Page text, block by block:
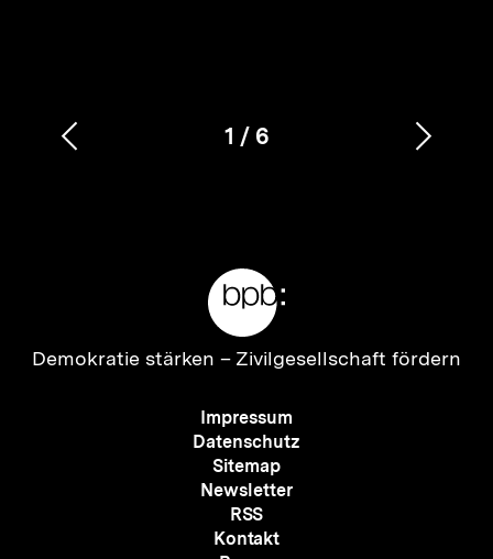
Karussellinhalt
1
von
/ 6
Vorherigen
Zur
Demokratie stärken – Zivilgesellschaft fördern
Meta-
Navigation
Impressum
Datenschutz
Sitemap
Newsletter
RSS
Kontakt